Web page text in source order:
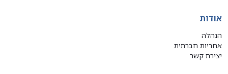
אודות
הנהלה
אחריות חברתית
יצירת קשר